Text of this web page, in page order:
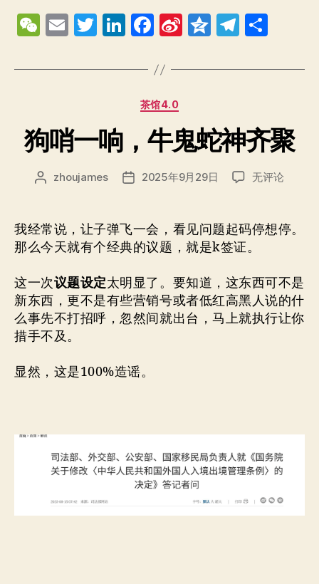
W
C
E
ai
T
itt
Li
k
dI
n
F
c
e
b
o
o
k
Si
a
b
o
Q
o
T
e
m
分
茶馆4.0
狗哨一响，牛鬼蛇神齐聚
文
者
zhoujames
发
期
2025年9月29日
狗
响，
牛
神
齐
聚
无评论
我经常说，让子弹飞一会，看见问题起码停想停。
那么今天就有个经典的议题，就是k签证。
这一次议题设定太明显了。要知道，这东西可不是
新东西，更不是有些营销号或者低红高黑人说的什
么事先不打招呼，忽然间就出台，马上就执行让你
措手不及。
显然，这是100%造谣。